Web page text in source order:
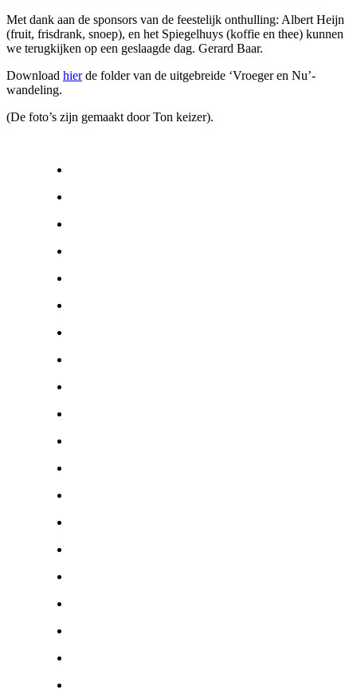
Met dank aan de sponsors van de feestelijk onthulling: Albert Heijn
(fruit, frisdrank, snoep), en het Spiegelhuys (koffie en thee) kunnen
we terugkijken op een geslaagde dag. Gerard Baar.
Download hierde folder van de uitgebreide ‘Vroeger en Nu’-
wandeling.
(De foto’s zijn gemaakt door Ton keizer).